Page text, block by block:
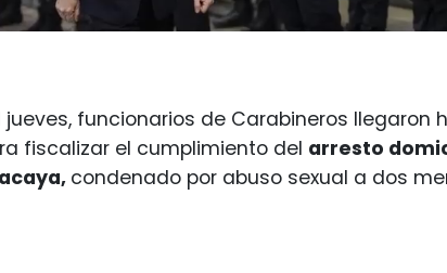
funcionarios de Carabineros llegaron
fiscalizar el cumplimiento del arresto
condenado por abuso sexual a dos